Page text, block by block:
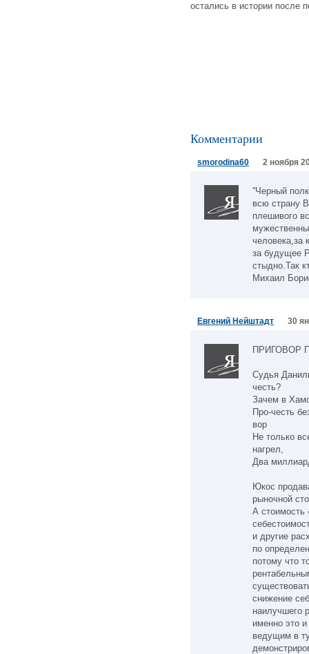
остались в истории после
Комментарии
smorodina60 2 ноября
′′Черный
всю страну
плешивого
человека,за
за будущее
стыдно.Так
Михаил
Евгений Нейштадт 30
ПРИГОВОР
Судья
честь?
Зачем в
Про-честь
вор
Не только
нагрел,
Два
Юкос
рыночной
А стоимость
и другие
по
потому что
снижение
наилучшего
именно это
ведущим в